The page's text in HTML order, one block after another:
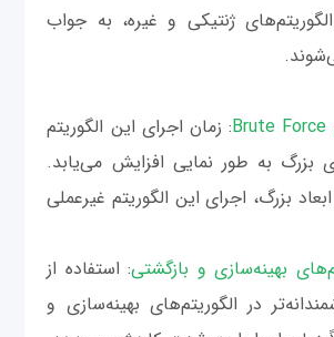
ژنتیکی و غیره، به جواب
: زمان اجرای این الگوریتم
بزرگ به طور نمایی افزایش می‌یابد.
بزرگ، اجرای این الگوریتم غیرعملی
بهینه‌سازی و بازگشتی: استفاده از
در الگوریتم‌های بهینه‌سازی و